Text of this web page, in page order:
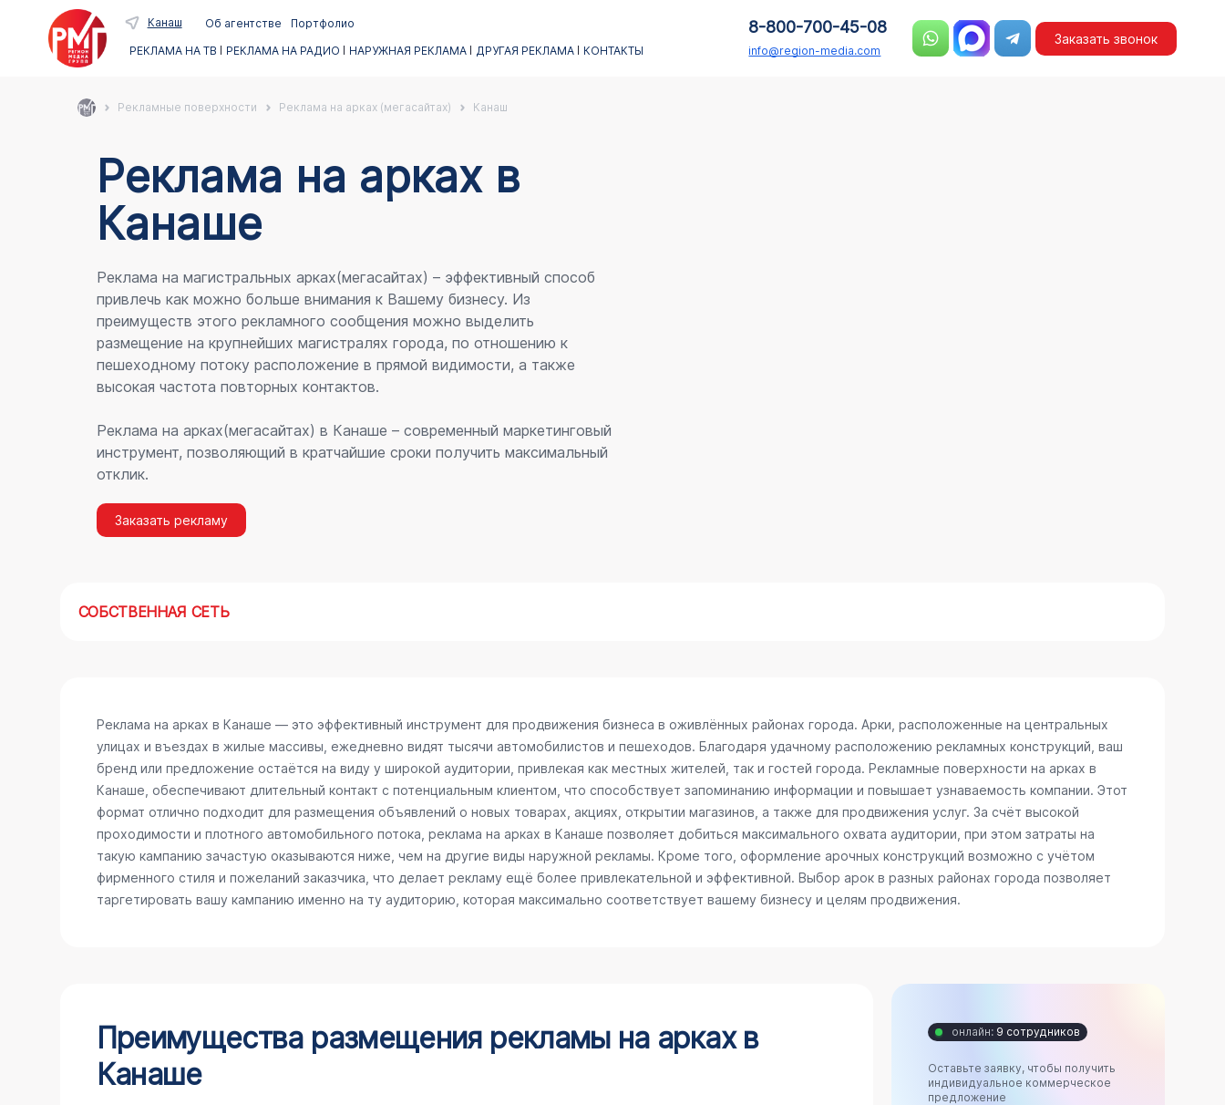
Канаш Об агентстве
Портфолио
РЕКЛАМА НА ТВ
РЕКЛАМА НА РАДИО НАРУЖНАЯ РЕКЛАМА ДРУГАЯ РЕКЛАМА КОНТАКТЫ
8-800-700-45-08
info@region-media.com
Заказать звонок
Рекламные поверхности Реклама на арках (мегасайтах) Канаш
Реклама на аркаx в
Канаше
Реклама на магистральных арках(мегасайтах) – эффективный способ
привлечь как можно больше внимания к Вашему бизнесу. Из
преимуществ этого рекламного сообщения можно выделить
размещение на крупнейших магистралях города, по отношению к
пешеходному потоку расположение в прямой видимости, а также
высокая частота повторных контактов.
Реклама на арках(мегасайтах) в Канаше – современный маркетинговый
инструмент, позволяющий в кратчайшие сроки получить максимальный
отклик.
Заказать рекламу
СОБСТВЕННАЯ СЕТЬ
Реклама на арках в Канаше — это эффективный инструмент для продвижения бизнеса в оживлённых районах города. Арки, расположенные на центральных
улицах и въездах в жилые массивы, ежедневно видят тысячи автомобилистов и пешеходов. Благодаря удачному расположению рекламных конструкций, ваш
бренд или предложение остаётся на виду у широкой аудитории, привлекая как местных жителей, так и гостей города. Рекламные поверхности на арках в
Канаше, обеспечивают длительный контакт с потенциальным клиентом, что способствует запоминанию информации и повышает узнаваемость компании. Этот
формат отлично подходит для размещения объявлений о новых товарах, акциях, открытии магазинов, а также для продвижения услуг. За счёт высокой
проходимости и плотного автомобильного потока, реклама на арках в Канаше позволяет добиться максимального охвата аудитории, при этом затраты на
такую кампанию зачастую оказываются ниже, чем на другие виды наружной рекламы. Кроме того, оформление арочных конструкций возможно с учётом
фирменного стиля и пожеланий заказчика, что делает рекламу ещё более привлекательной и эффективной. Выбор арок в разных районах города позволяет
таргетировать вашу кампанию именно на ту аудиторию, которая максимально соответствует вашему бизнесу и целям продвижения.
Преимущества размещения рекламы на арках в
Канаше
онлайн: 9 сотрудников
Оставьте заявку, чтобы получить
индивидуальное коммерческое
предложение